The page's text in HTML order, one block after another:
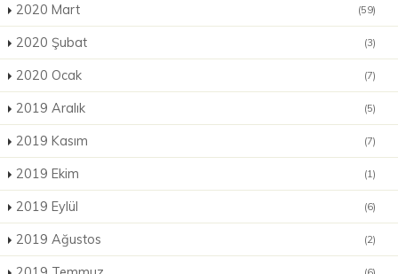
2020 Mart (59)
2020 Şubat (3)
2020 Ocak (7)
2019 Aralık (5)
2019 Kasım (7)
2019 Ekim (1)
2019 Eylül (6)
2019 Ağustos (2)